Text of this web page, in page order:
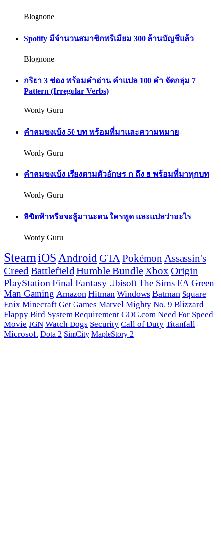
Blognone
Spotify มีจำนวนสมาชิกพรีเมียม 300 ล้านบัญชีแล้ว
Blognone
กริยา 3 ช่อง พร้อมคำอ่าน คำแปล 100 คำ จัดกลุ่ม 7
Pattern (Irregular Verbs)
Wordy Guru
คำคมขงเบ้ง 50 บท พร้อมที่มาและความหมาย
Wordy Guru
คำคมขงเบ้ง เรียงตามตัวอักษร ก ถึง ฮ พร้อมที่มาทุกบท
Wordy Guru
ลิขิตฟ้าหรือจะสู้มานะตน ใครพูด และแปลว่าอะไร
Wordy Guru
SteamiOS Android GTAPokémon Assassin's
CreedBattlefieldHumble Bundle Xbox Origin
PlayStation Final FantasyUbisoftThe Sims EA Green
Man Gaming Amazon Hitman Windows Batman Square
Enix Minecraft Get Games Marvel Mighty No. 9 Blizzard
Flappy Bird System Requirement GOG.com Need For Speed
Movie IGN Watch Dogs Security Call of Duty Titanfall
Microsoft Dota 2 SimCity MapleStory 2